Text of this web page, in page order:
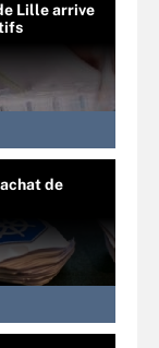
Lille arrive
de